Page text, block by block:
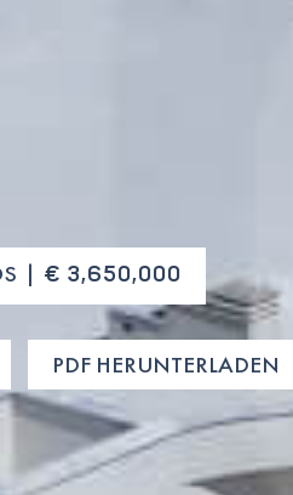
| € 3,650,000
PDF HERUNTERLADEN